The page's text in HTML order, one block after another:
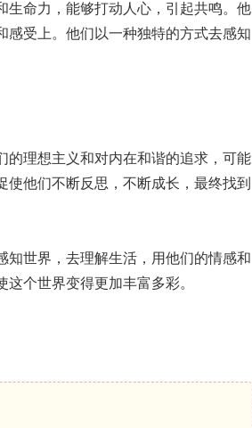
生命力，能够打动人心，引起共鸣。他
感受上。他们以一种独特的方式去感知
的理想主义和对内在和谐的追求，可能
他们不断反思，不断成长，最终找到
知世界，去理解生活，用他们的情感和
个世界变得更加丰富多彩。